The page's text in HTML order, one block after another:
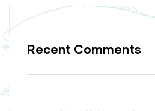
Recent Comments